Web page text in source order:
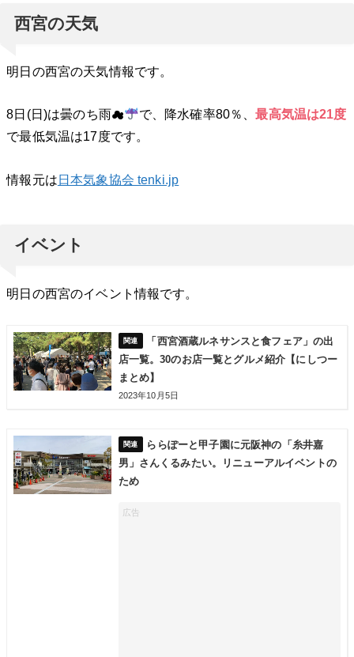
西宮の天気
明日の西宮の天気情報です。
8日(日)は曇のち雨☁ で、降水確率80％、最高気温は21度
で最低気温は17度です。
情報元は日本気象協会 tenki.jp
イベント
明日の西宮のイベント情報です。
「西宮酒蔵ルネサンスと食フェア」の出
店一覧。30のお店一覧とグルメ紹介【にしつー
まとめ】
2023年10月5日
ららぽーと甲子園に元阪神の「糸井嘉
男」さんくるみたい。リニューアルイベントの
ため